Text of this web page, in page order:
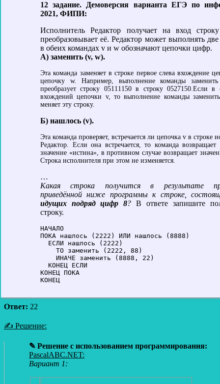
12 задание. Демоверсия варианта ЕГЭ по
2021, ФИПИ:
Исполнитель Редактор получает на вход
преобразовывает её. Редактор может выполнять
в обеих командах v и w обозначают цепочки цифр.
А) заменить (v, w).
Эта команда заменяет в строке первое слева вхождение
цепочку w. Например, выполнение команды
преобразует строку 05111150 в строку 0527150.Если в
вхождений цепочки v, то выполнение команды
меняет эту строку.
Б) нашлось (v).
Эта команда проверяет, встречается ли цепочка v в строке
Редактор. Если она встречается, то команда возвращает
значение «истина», в противном случае возвращает значение «ложь».
Строка исполнителя при этом не изменяется.
…
Какая строка получится в результате
приведённой ниже программы к строке,
идущих подряд цифр 8? В ответе запишите
строку.
НАЧАЛО
ПОКА нашлось (2222) ИЛИ нашлось (8888)
  ЕСЛИ нашлось (2222)
    ТО заменить (2222, 88)
    ИНАЧЕ заменить (8888, 22)
  КОНЕЦ ЕСЛИ
КОНЕЦ ПОКА
КОНЕЦ
Ответ: 22
✍ Решение:
✎ Решение с использованием программирования:
PascalABC.NET:
Вариант 1: